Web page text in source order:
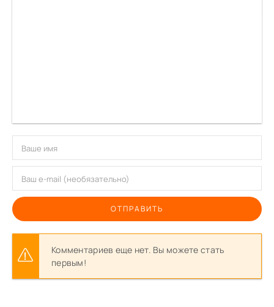
ОТПРАВИТЬ
Комментариев еще нет. Вы можете стать
первым!